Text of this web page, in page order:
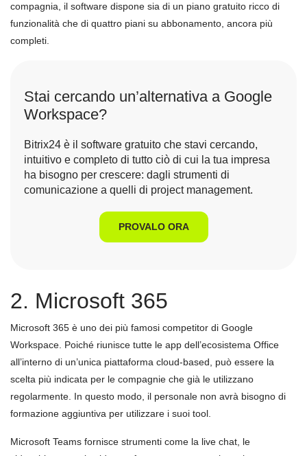
compagnia, il software dispone sia di un piano gratuito ricco di
funzionalità che di quattro piani su abbonamento, ancora più
completi.
Stai cercando un’alternativa a Google
Workspace?
Bitrix24 è il software gratuito che stavi cercando,
intuitivo e completo di tutto ciò di cui la tua impresa
ha bisogno per crescere: dagli strumenti di
comunicazione a quelli di project management.
PROVALO ORA
2. Microsoft 365
Microsoft 365 è uno dei più famosi competitor di Google
Workspace. Poiché riunisce tutte le app dell’ecosistema Office
all’interno di un’unica piattaforma cloud-based, può essere la
scelta più indicata per le compagnie che già le utilizzano
regolarmente. In questo modo, il personale non avrà bisogno di
formazione aggiuntiva per utilizzare i suoi tool.
Microsoft Teams fornisce strumenti come la live chat, le